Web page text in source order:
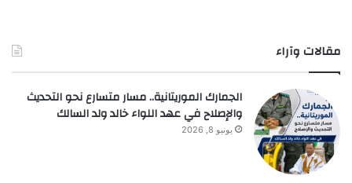
مقالات وآراء
الجمارك الموريتانية.. مسار متسارع نحو التحديث
والإصلاح في عهد اللواء خالد ولد السالك
يونيو 8, 2026